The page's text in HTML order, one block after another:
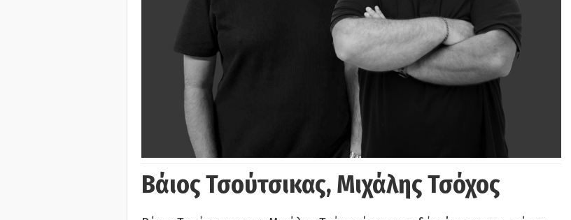
Βάιος Τσούτσικας, Μιχάλης Τσόχος